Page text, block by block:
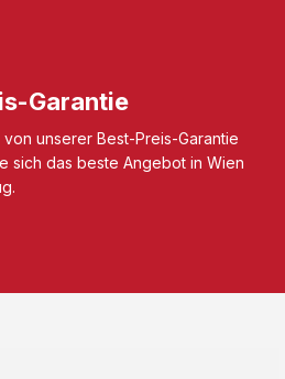
Garantie
unserer Best-Preis-Garantie
sich das beste Angebot in Wien